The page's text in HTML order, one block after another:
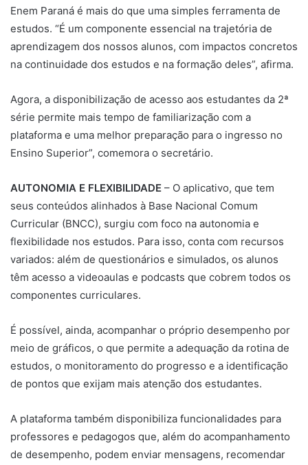
Enem Paraná é mais do que uma simples ferramenta de
estudos. “É um componente essencial na trajetória de
aprendizagem dos nossos alunos, com impactos concretos
na continuidade dos estudos e na formação deles”, afirma.
Agora, a disponibilização de acesso aos estudantes da 2ª
série permite mais tempo de familiarização com a
plataforma e uma melhor preparação para o ingresso no
Ensino Superior”, comemora o secretário.
AUTONOMIA E FLEXIBILIDADE – O aplicativo, que tem
seus conteúdos alinhados à Base Nacional Comum
Curricular (BNCC), surgiu com foco na autonomia e
flexibilidade nos estudos. Para isso, conta com recursos
variados: além de questionários e simulados, os alunos
têm acesso a videoaulas e podcasts que cobrem todos os
componentes curriculares.
É possível, ainda, acompanhar o próprio desempenho por
meio de gráficos, o que permite a adequação da rotina de
estudos, o monitoramento do progresso e a identificação
de pontos que exijam mais atenção dos estudantes.
A plataforma também disponibiliza funcionalidades para
professores e pedagogos que, além do acompanhamento
de desempenho, podem enviar mensagens, recomendar